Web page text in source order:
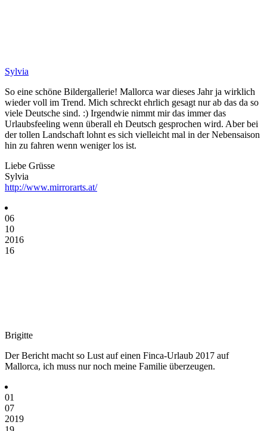
Sylvia
So eine schöne Bildergallerie! Mallorca war dieses Jahr ja wirklich
wieder voll im Trend. Mich schreckt ehrlich gesagt nur ab das da so
viele Deutsche sind. :) Irgendwie nimmt mir das immer das
Urlaubsfeeling wenn überall eh Deutsch gesprochen wird. Aber bei
der tollen Landschaft lohnt es sich vielleicht mal in der Nebensaison
hin zu fahren wenn weniger los ist.
Liebe Grüsse
Sylvia
http://www.mirrorarts.at/
06
10
2016
16
Brigitte
Der Bericht macht so Lust auf einen Finca-Urlaub 2017 auf
Mallorca, ich muss nur noch meine Familie überzeugen.
01
07
2019